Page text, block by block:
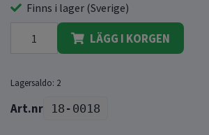
Finns i lager (Sverige)
LÄGG I KORGEN
Lagersaldo: 2
18-0018